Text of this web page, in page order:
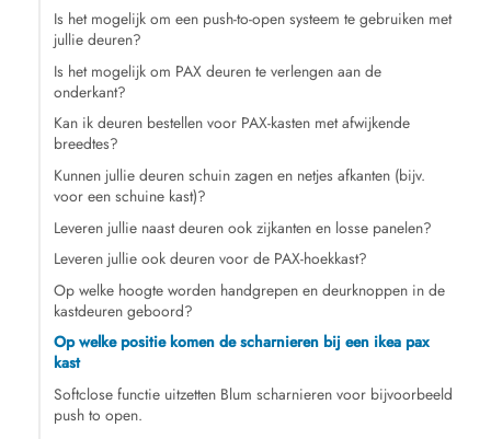
Is het mogelijk om een push-to-open systeem te gebruiken met
jullie deuren?
Is het mogelijk om PAX deuren te verlengen aan de
onderkant?
Kan ik deuren bestellen voor PAX-kasten met afwijkende
breedtes?
Kunnen jullie deuren schuin zagen en netjes afkanten (bijv.
voor een schuine kast)?
Leveren jullie naast deuren ook zijkanten en losse panelen?
Leveren jullie ook deuren voor de PAX-hoekkast?
Op welke hoogte worden handgrepen en deurknoppen in de
kastdeuren geboord?
Op welke positie komen de scharnieren bij een ikea pax
kast
Softclose functie uitzetten Blum scharnieren voor bijvoorbeeld
push to open.